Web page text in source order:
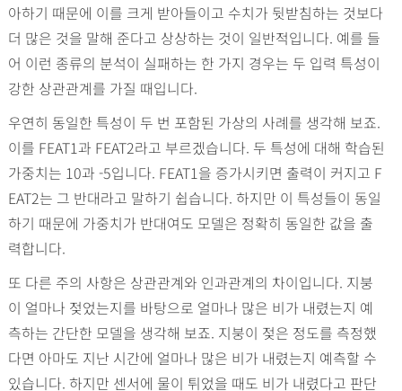
아하기 때문에 이를 크게 받아들이고 수치가 뒷받침하는 것보다
더 많은 것을 말해 준다고 상상하는 것이 일반적입니다. 예를 들
어 이런 종류의 분석이 실패하는 한 가지 경우는 두 입력 특성이
강한 상관관계를 가질 때입니다.
우연히 동일한 특성이 두 번 포함된 가상의 사례를 생각해 보죠.
이를 FEAT1과 FEAT2라고 부르겠습니다. 두 특성에 대해 학습된
가중치는 10과 -5입니다. FEAT1을 증가시키면 출력이 커지고 F
EAT2는 그 반대라고 말하기 쉽습니다. 하지만 이 특성들이 동일
하기 때문에 가중치가 반대여도 모델은 정확히 동일한 값을 출
력합니다.
또 다른 주의 사항은 상관관계와 인과관계의 차이입니다. 지붕
이 얼마나 젖었는지를 바탕으로 얼마나 많은 비가 내렸는지 예
측하는 간단한 모델을 생각해 보죠. 지붕이 젖은 정도를 측정했
다면 아마도 지난 시간에 얼마나 많은 비가 내렸는지 예측할 수
있습니다. 하지만 센서에 물이 튀었을 때도 비가 내렸다고 판단